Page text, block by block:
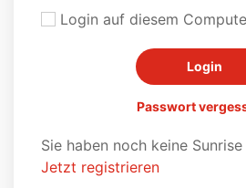
Login auf diesem
Passwort
Sie haben noch keine
Jetzt registrieren